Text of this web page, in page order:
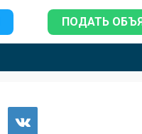
ПОДАТЬ